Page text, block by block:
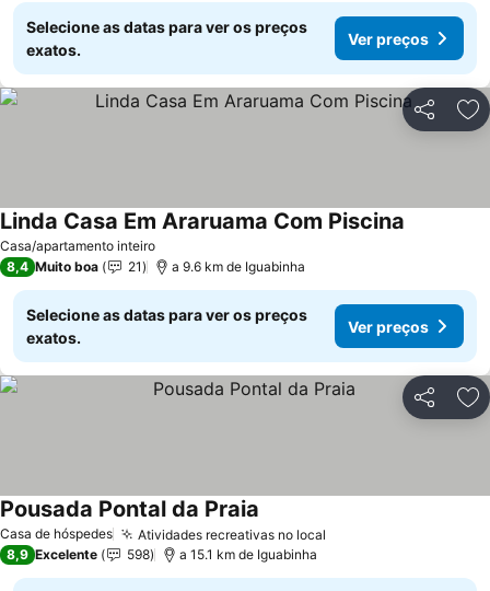
Selecione as datas para ver os preços
exatos.
Ver preços
Partilhar
Casa/apartamento inteiro
Linda Casa Em Araruama Com Piscina
8,4 Muito boa 21 a 9.6 km de Iguabinha
Selecione as datas para ver os preços
exatos.
Ver preços
Partilhar
Casa de hóspedes Atividades recreativas no local
Pousada Pontal da Praia
8,9 Excelente 598 a 15.1 km de Iguabinha